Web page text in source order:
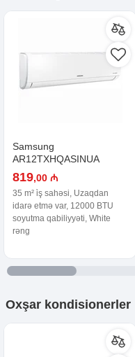
Samsung
AR12TXHQASINUA
819,00 ₼
35 m² i̇ş sahəsi, Uzaqdan
idarə etmə var, 12000 BTU
soyutma qabiliyyəti, White
rəng
Oxşar kondisionerler